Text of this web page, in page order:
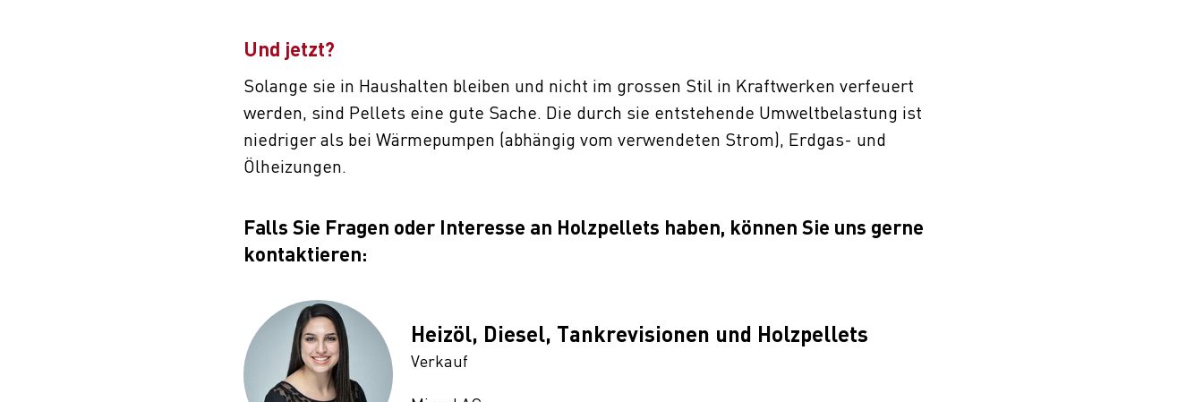
Und jetzt?
Solange sie in Haushalten bleiben und nicht im grossen Stil in Kraftwerken verfeuert
werden, sind Pellets eine gute Sache. Die durch sie entstehende Umweltbelastung ist
niedriger als bei Wärmepumpen (abhängig vom verwendeten Strom), Erdgas- und
Ölheizungen.
Falls Sie Fragen oder Interesse an Holzpellets haben, können Sie uns gerne
kontaktieren:
Heizöl, Diesel, Tankrevisionen und Holzpellets
Verkauf